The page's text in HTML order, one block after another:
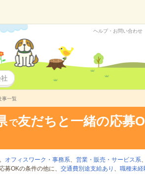
ヘルプ・お問い合わせ
事一覧
で友だちと一緒の応募
オフィスワーク・事務系、 営業・販売・サービス系、
募OKの条件の他に、 交通費別途支給あり 、 職種未経